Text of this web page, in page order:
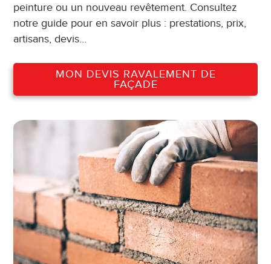
peinture ou un nouveau revêtement. Consultez
notre guide pour en savoir plus : prestations, prix,
artisans, devis…
MON DEVIS RAVALEMENT DE
FAÇADE